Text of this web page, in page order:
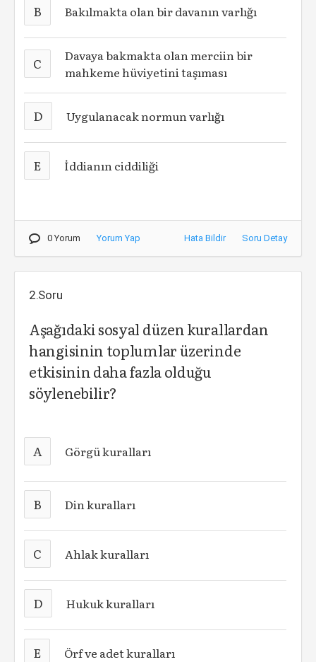
B Bakılmakta olan bir davanın varlığı
C
Davaya bakmakta olan merciin bir
mahkeme hüviyetini taşıması
D Uygulanacak normun varlığı
E İddianın ciddiliği
0 Yorum Yorum Yap Hata Bildir Soru Detay
2.Soru
Aşağıdaki sosyal düzen kurallardan
hangisinin toplumlar üzerinde
etkisinin daha fazla olduğu
söylenebilir?
A Görgü kuralları
B Din kuralları
C Ahlak kuralları
D Hukuk kuralları
E Örf ve adet kuralları